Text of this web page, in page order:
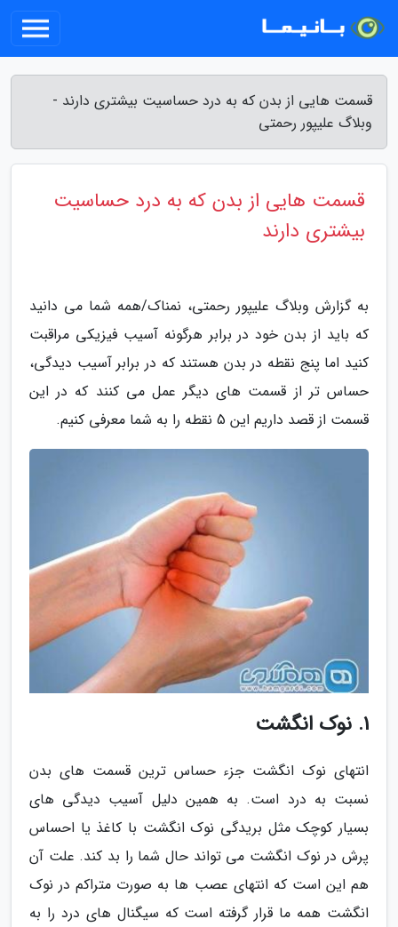
قسمت هایی از بدن که به درد حساسیت بیشتری دارند -
وبلاگ علیپور رحمتی
قسمت هایی از بدن که به درد حساسیت
بیشتری دارند
به گزارش وبلاگ علیپور رحمتی، نمناک/همه شما می دانید
که باید از بدن خود در برابر هرگونه آسیب فیزیکی مراقبت
کنید اما پنج نقطه در بدن هستند که در برابر آسیب دیدگی،
حساس تر از قسمت های دیگر عمل می کنند که در این
قسمت از قصد داریم این 5 نقطه را به شما معرفی کنیم.
1. نوک انگشت
انتهای نوک انگشت جزء حساس ترین قسمت های بدن
نسبت به درد است. به همین دلیل آسیب دیدگی های
بسیار کوچک مثل بریدگی نوک انگشت با کاغذ یا احساس
پرش در نوک انگشت می تواند حال شما را بد کند. علت آن
هم این است که انتهای عصب ها به صورت متراکم در نوک
انگشت همه ما قرار گرفته است که سیگنال های درد را به